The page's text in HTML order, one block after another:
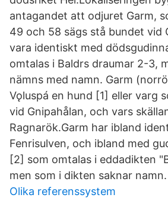
antagandet att odjuret Garm,
49 och 58 sägs stå bundet vid
vara identiskt med
omtalas i Baldrs draumar 2-3,
nämns med namn. Garm
Vǫluspá en hund [1] eller varg
vid Gnipahålan, och vars
Ragnarök.Garm har ibland
Fenrisulven, och ibland med
[2] som omtalas i eddadikten
men som i dikten saknar namn.
Olika referenssystem